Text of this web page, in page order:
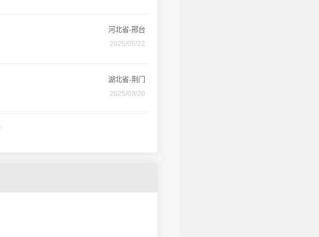
河北省-邢台
2025/05/22
湖北省-荆门
2025/03/20